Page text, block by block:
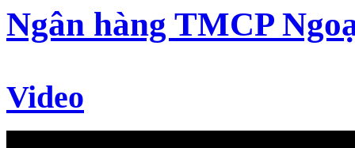
Ngân hàng TMCP
Video